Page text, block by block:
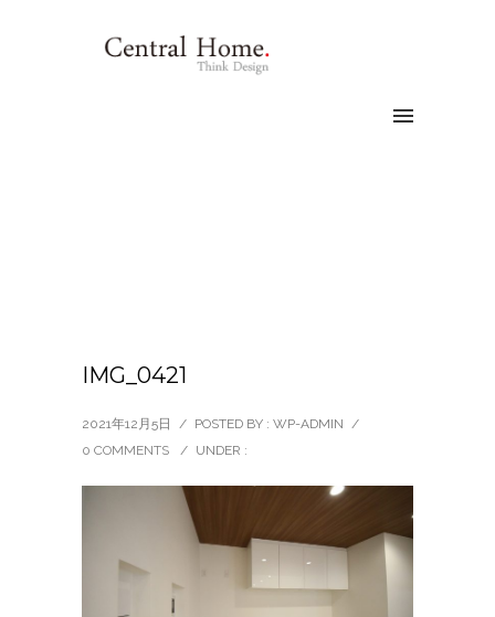
IMG_0421
2021年12月5日 / POSTED BY : WP-ADMIN /
0 COMMENTS
/ UNDER :